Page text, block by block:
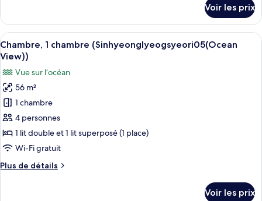
(Ocean
View))
le
type
de
chambre
Chambre,
chambre
(Sinhyeonglyeogsyeori04
(Ocean
View))
Voir les prix
Afficher
toutes
photos
pour
ce
type
de
chambre :
1
Une chambre avec un lit simple et
14
Chambre, 1 chambre (Sinhyeonglyeogsyeori05(Ocean
View))
Vue sur l’océan
56 m²
1 chambre
4 personnes
1 lit double et 1 lit superposé (1 place)
Wi-Fi gratuit
Plus de détails
Plus
Voir les prix